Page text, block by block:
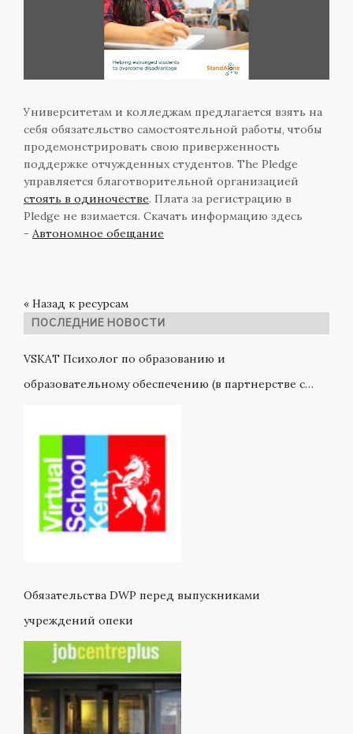
Университетам и колледжам предлагается взять на
себя обязательство самостоятельной работы, чтобы
продемонстрировать свою приверженность
поддержке отчужденных студентов. The Pledge
управляется благотворительной организацией
стоять в одиночестве. Плата за регистрацию в
Pledge не взимается. Скачать информацию здесь
- Автономное обещание
« Назад к ресурсам
ПОСЛЕДНИЕ НОВОСТИ
VSKAT Психолог по образованию и
образовательному обеспечению (в партнерстве с
Обязательства DWP перед выпускниками
учреждений опеки